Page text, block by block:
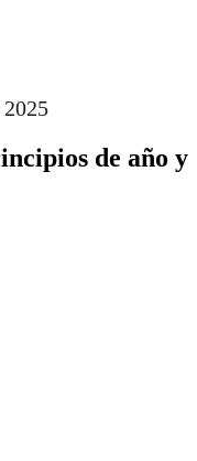
de año y